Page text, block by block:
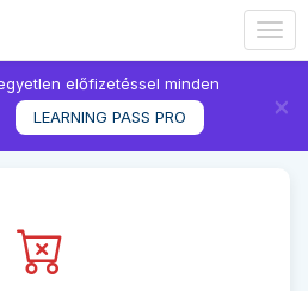
egyetlen előfizetéssel minden
LEARNING PASS PRO ×